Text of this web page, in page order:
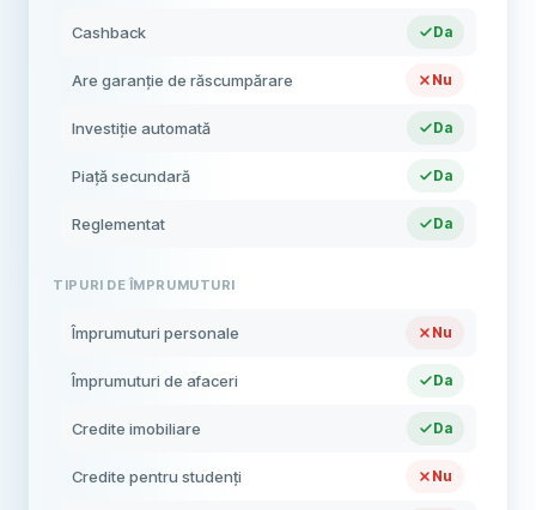
Cashback Da
Are garanție de răscumpărare Nu
Investiție automată Da
Piață secundară Da
Reglementat Da
TIPURI DE ÎMPRUMUTURI
Împrumuturi personale Nu
Împrumuturi de afaceri Da
Credite imobiliare Da
Credite pentru studenți Nu